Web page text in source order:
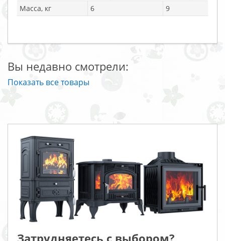
Масса, кг 6 9
Вы недавно смотрели:
Показать все товары
Затрудняетесь с выбором?